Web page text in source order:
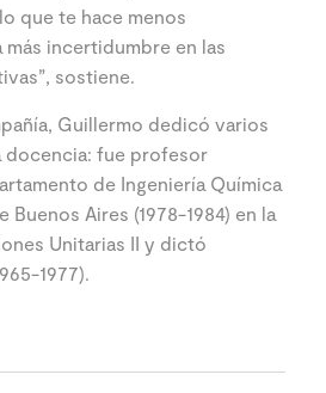
que te hace menos
incertidumbre en las
sostiene.
Guillermo dedicó varios
docencia: fue profesor
de Ingeniería Química
Buenos Aires (1978-1984) en la
Unitarias II y dictó
1977).